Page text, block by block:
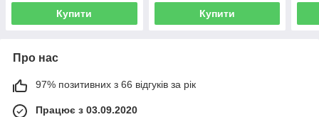
Купити Купити
Про нас
97% позитивних з 66 відгуків за рік
Працює з 03.09.2020